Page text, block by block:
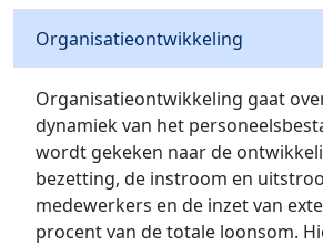
Organisatieontwikkeling
Organisatieontwikkeling gaat
dynamiek van het
wordt gekeken naar de
bezetting, de instroom en
medewerkers en de inzet van
procent van de totale loonsom.